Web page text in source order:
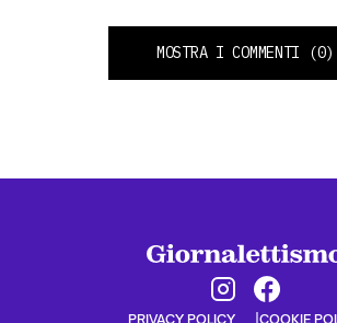
MOSTRA I COMMENTI (0)
PRIVACY POLICY COOKIE